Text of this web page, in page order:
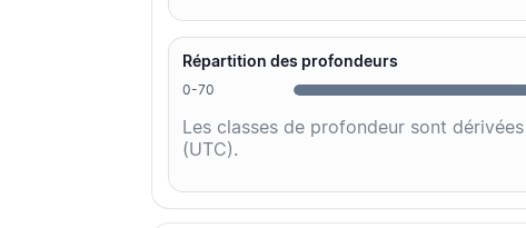
Répartition des profondeurs
0-70
Les classes de profondeur sont
(UTC).